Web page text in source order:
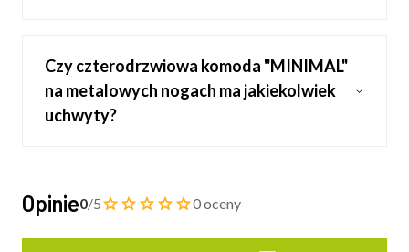
Czy czterodrzwiowa komoda "MINIMAL"
na metalowych nogach ma jakiekolwiek
uchwyty?
Opinie0/5 0 oceny